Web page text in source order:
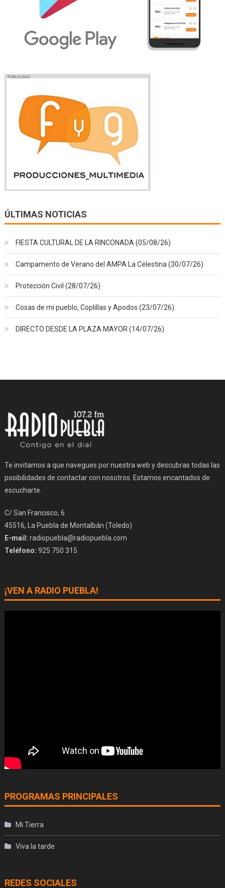
ÚLTIMAS NOTICIAS
FIESTA CULTURAL DE LA RINCONADA (05/08/26)
Campamento de Verano del AMPA La Celestina (30/07/26)
Protección Civil (28/07/26)
Cosas de mi pueblo, Coplillas y Apodos (23/07/26)
DIRECTO DESDE LA PLAZA MAYOR (14/07/26)
Te invitamos a que navegues por nuestra web y descubras todas las
posibilidades de contactar con nosotros. Estamos encantados de
escucharte.
C/ San Francisco, 6
45516, La Puebla de Montalbán (Toledo)
E-mail: radiopuebla@radiopuebla.com
Teléfono: 925 750 315
¡VEN A RADIO PUEBLA!
PROGRAMAS PRINCIPALES
Mi Tierra
Viva la tarde
REDES SOCIALES